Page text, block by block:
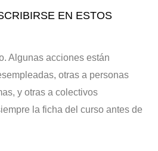
EN ESTOS
Algunas acciones están
otras a personas
y otras a colectivos
la ficha del curso antes de